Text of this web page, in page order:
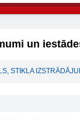
un
STIKLA